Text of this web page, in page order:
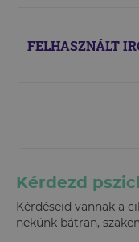
FELHASZNÁLT
Kérdezd
Kérdéseid vannak a
nekünk bátran,